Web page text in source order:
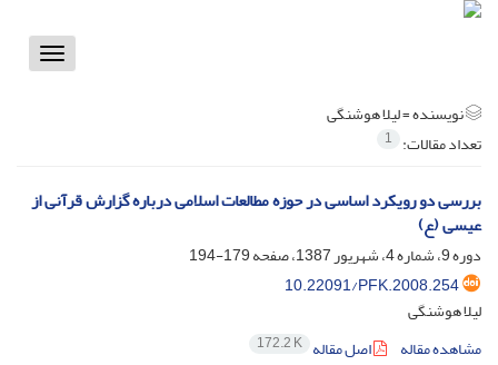
Toggle
نویسنده =لیلا هوشنگی
تعداد مقالات: 1
بررسی دو رویکرد اساسی در حوزه مطالعات اسلامی درباره گزارش قرآنی از
عیسی (ع)
دوره 9، شماره 4، شهریور 1387، صفحه
179-194
10.22091/PFK.2008.254
لیلا هوشنگی
مشاهده مقاله
اصل مقاله 172.2 K